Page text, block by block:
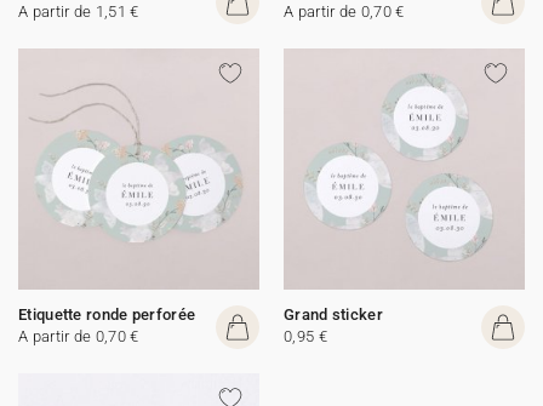
A partir de 1,51 €
A partir de 0,70 €
Etiquette ronde perforée
A partir de 0,70 €
Grand sticker
0,95 €